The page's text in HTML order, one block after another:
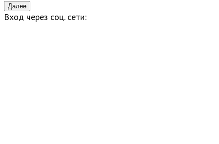
Вход через соц. сети: